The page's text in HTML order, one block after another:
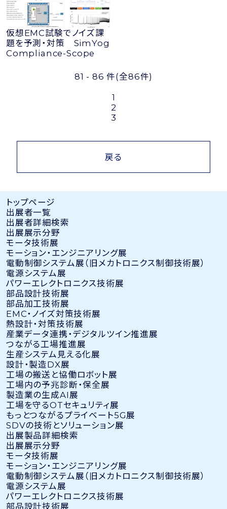
仮想EMC試験でノイズ課
題を予測・対策 SimYog
Compliance-Scope
81 - 86 件(全86件)
1
2
3
戻る
トップページ
出展者⼀覧
出展者詳細検索
出展展示分野
モータ技術展
モーション・エンジニアリング展
電動制御システム展（旧メカトロニクス制御技術展）
電源システム展
パワーエレクトロニクス技術展
部品設計技術展
部品加工技術展
EMC・ノイズ対策技術展
熱設計・対策技術展
産業データ連携・デジタルツイン推進展
つながる工場推進展
生産システム見える化展
設計・製造DX展
工場の搬送と協働ロボット展
工場内の予兆診断・保全展
製造業の生成AI展
工場を守るOTセキュリティ展
もっとつながるプライベート5G展
SDVの技術とソリューション展
出展製品詳細検索
出展展示分野
モータ技術展
モーション・エンジニアリング展
電動制御システム展（旧メカトロニクス制御技術展）
電源システム展
パワーエレクトロニクス技術展
部品設計技術展